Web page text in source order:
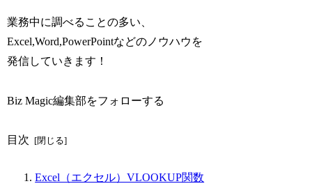
業務中に調べることの多い、
Excel,Word,PowerPointなどのノウハウを
発信していきます！
Biz Magic編集部をフォローする
目次
Excel（エクセル）VLOOKUP関数